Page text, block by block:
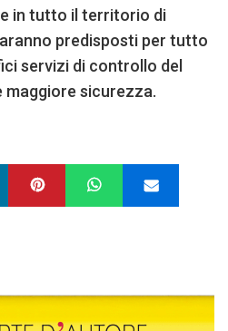
in tutto il territorio di
predisposti per tutto
servizi di controllo del
sicurezza.